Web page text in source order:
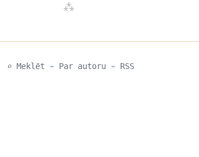
⌕ Meklēt ⌁ Par autoru ⌁ RSS